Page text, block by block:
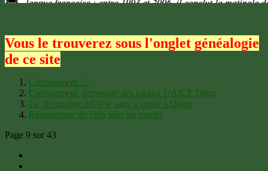
Vous le trouverez sous l'onglet généalogie
de ce site
Confinement...?
Confinement ,fermeture des locaux UAICF Dijon
Le 30 octobre 1870 le sang a coulé à Dijon
Réouverture du club info les mardis
Page 9 sur 43